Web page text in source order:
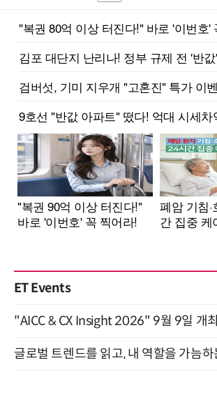
ET Events
"AICC & CX Insight 2026" 9월 9일 개최